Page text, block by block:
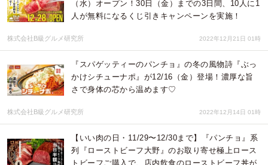
（水）オープン！30日（金）までの3日間、10人に1
人が無料になるくじ引きキャンペーンを実施！
株式会社B級グルメ研究所 2022年12月21日 01時
『スパゲッティーのパンチョ』の冬の風物詩『ぶっ
かけシチューナポ』が12/16（金）登場！濃厚な旨
さで身体の芯から温めます♡
株式会社B級グルメ研究所 2022年12月14日 01時
【いい肉の日・11/29〜12/30まで】『パンチョ』系
列『ローストビーフ大野』のお取り寄せ極上ロース
トビーフご購入で、店内飲食のローストビーフ丼が